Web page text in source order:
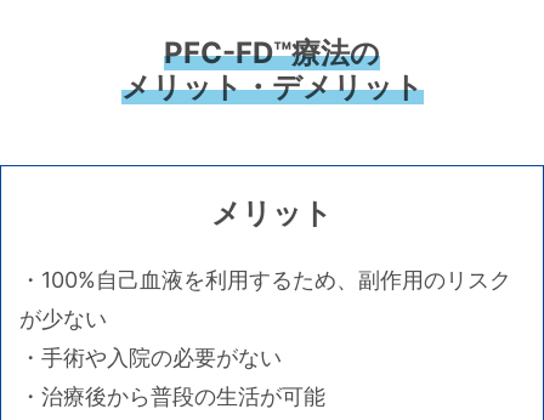
PFC-FD™療法の
メリット・デメリット
メリット
・100%自己血液を利用するため、副作用のリスク
が少ない
・手術や入院の必要がない
・治療後から普段の生活が可能